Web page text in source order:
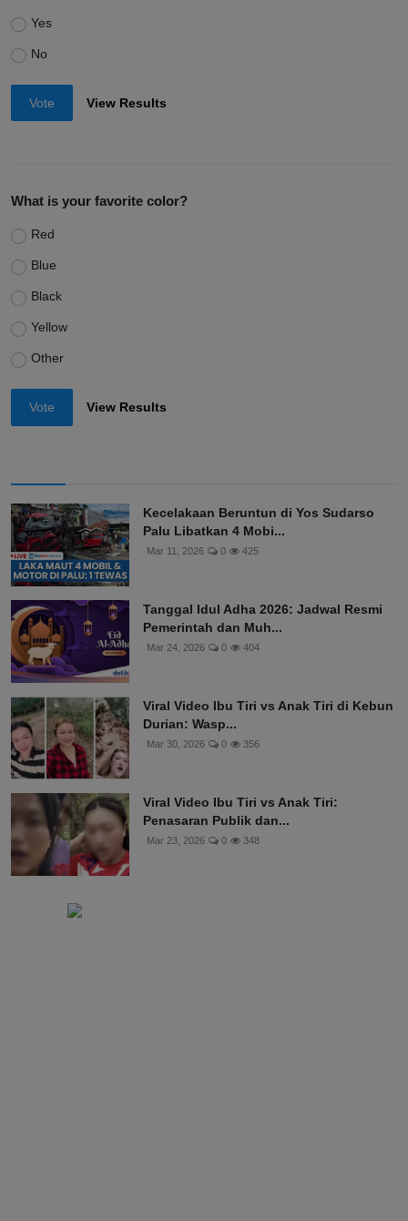
Yes
No
Vote View Results
What is your favorite color?
Red
Blue
Black
Yellow
Other
Vote View Results
Kecelakaan Beruntun di Yos Sudarso
Palu Libatkan 4 Mobi...
Mar 11, 2026 0 425
Tanggal Idul Adha 2026: Jadwal Resmi
Pemerintah dan Muh...
Mar 24, 2026 0 404
Viral Video Ibu Tiri vs Anak Tiri di Kebun
Durian: Wasp...
Mar 30, 2026 0 356
Viral Video Ibu Tiri vs Anak Tiri:
Penasaran Publik dan...
Mar 23, 2026 0 348